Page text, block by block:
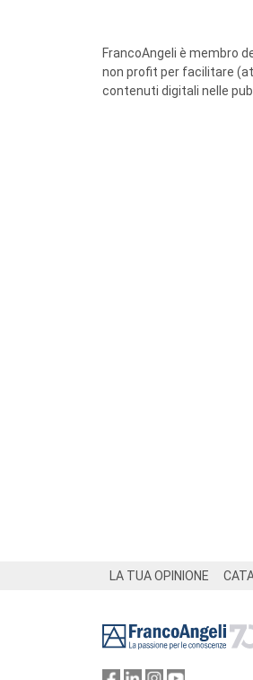
FrancoAngeli è membro
non profit per facilitare
contenuti digitali nelle
LA TUA OPINIONE